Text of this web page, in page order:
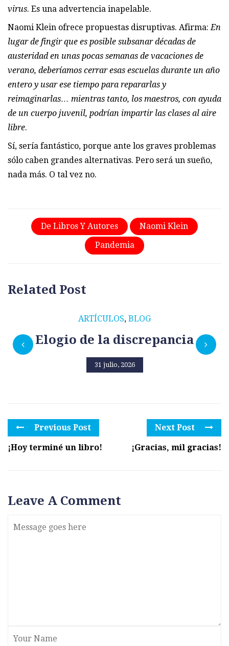
virus. Es una advertencia inapelable.
Naomi Klein ofrece propuestas disruptivas. Afirma:En
lugar de fingir que es posible subsanar décadas de
austeridad en unas pocas semanas de vacaciones de
verano, deberíamos cerrar esas escuelas durante un año
entero y usar ese tiempo para repararlas y
reimaginarlas… mientras tanto, los maestros, con ayuda
de un cuerpo juvenil, podrían impartir las clases al aire
libre.
Sí, sería fantástico, porque ante los graves problemas
sólo caben grandes alternativas. Pero será un sueño,
nada más. O tal vez no.
De Libros Y Autores
Naomi Klein
Pandemia
Related Post
ARTÍCULOS, BLOG
Elogio de la discrepancia
31 julio, 2026
Previous Post
¡Hoy terminé un libro!
Next Post
¡Gracias, mil gracias!
Leave A Comment